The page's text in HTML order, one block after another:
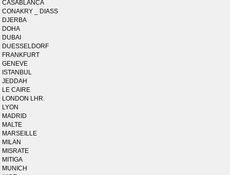
CASABLANCA
CONAKRY _ DIASS
DJERBA
DOHA
DUBAI
DUESSELDORF
FRANKFURT
GENEVE
ISTANBUL
JEDDAH
LE CAIRE
LONDON LHR.
LYON
MADRID
MALTE
MARSEILLE
MILAN
MISRATE
MITIGA
MUNICH